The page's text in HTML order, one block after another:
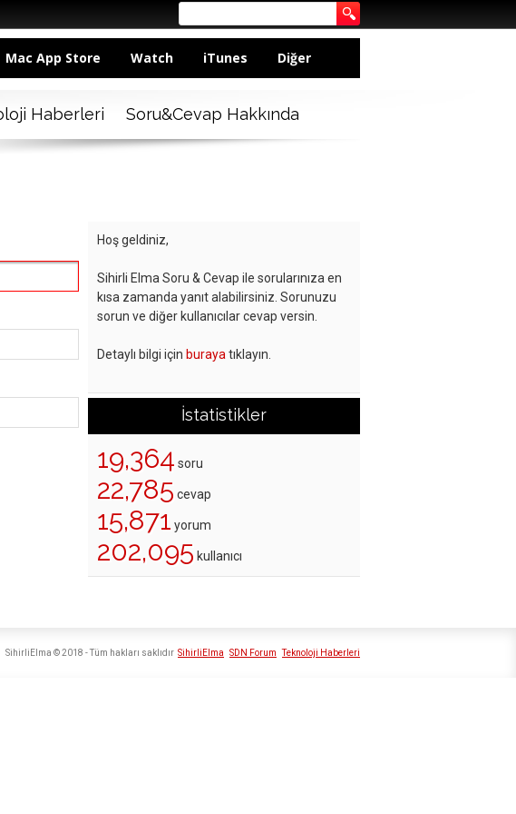
Mac App Store Watch iTunes Diğer
Haberleri Soru&Cevap Hakkında
Hoş geldiniz,
Sihirli Elma Soru & Cevap ile sorularınıza en
kısa zamanda yanıt alabilirsiniz. Sorunuzu
sorun ve diğer kullanıcılar cevap versin.
Detaylı bilgi için buraya tıklayın.
İstatistikler
19,364 soru
22,785 cevap
15,871 yorum
202,095 kullanıcı
SihirliElma SDN Forum Teknoloji Haberleri
SihirliElma © 2018 - Tüm hakları saklıdır